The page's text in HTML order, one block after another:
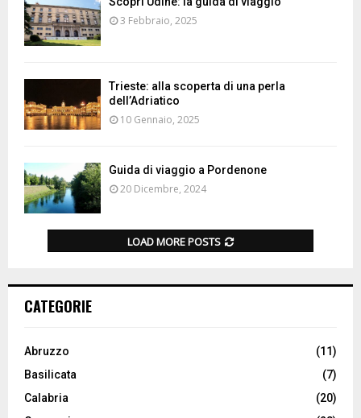
3 Febbraio, 2025
Trieste: alla scoperta di una perla
dell’Adriatico
10 Gennaio, 2025
Guida di viaggio a Pordenone
20 Dicembre, 2024
LOAD MORE POSTS
CATEGORIE
Abruzzo
(11)
Basilicata
(7)
Calabria
(20)